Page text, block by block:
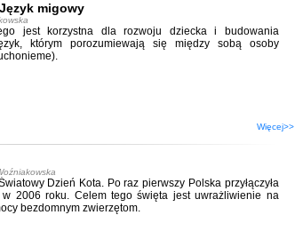
migowy
jest korzystna dla rozwoju dziecka i budowania
którym porozumiewają się między sobą osoby
Więcej>>
Dzień Kota. Po raz pierwszy Polska przyłączyła
2006 roku. Celem tego święta jest uwrażliwienie na
bezdomnym zwierzętom.